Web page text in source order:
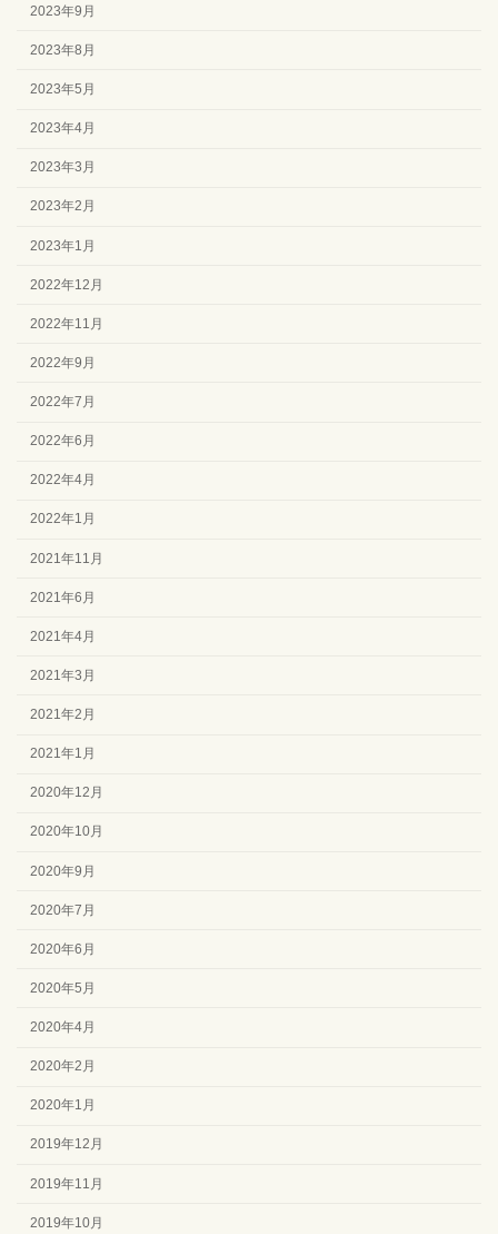
2023年9月
2023年8月
2023年5月
2023年4月
2023年3月
2023年2月
2023年1月
2022年12月
2022年11月
2022年9月
2022年7月
2022年6月
2022年4月
2022年1月
2021年11月
2021年6月
2021年4月
2021年3月
2021年2月
2021年1月
2020年12月
2020年10月
2020年9月
2020年7月
2020年6月
2020年5月
2020年4月
2020年2月
2020年1月
2019年12月
2019年11月
2019年10月